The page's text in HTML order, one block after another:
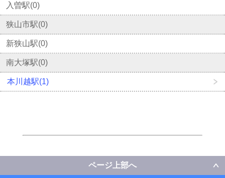
入曽駅(0)
狭山市駅(0)
新狭山駅(0)
南大塚駅(0)
本川越駅(1)
ページ上部へ